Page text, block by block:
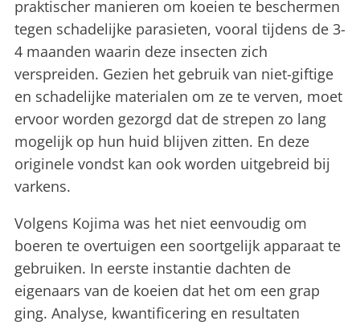
praktischer manieren om koeien te beschermen
tegen schadelijke parasieten, vooral tijdens de 3-
4 maanden waarin deze insecten zich
verspreiden. Gezien het gebruik van niet-giftige
en schadelijke materialen om ze te verven, moet
ervoor worden gezorgd dat de strepen zo lang
mogelijk op hun huid blijven zitten. En deze
originele vondst kan ook worden uitgebreid bij
varkens.
Volgens Kojima was het niet eenvoudig om
boeren te overtuigen een soortgelijk apparaat te
gebruiken. In eerste instantie dachten de
eigenaars van de koeien dat het om een grap
ging. Analyse, kwantificering en resultaten